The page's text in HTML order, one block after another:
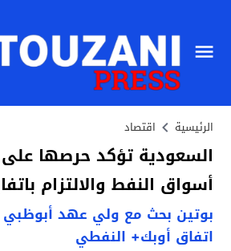
الرئيسية اقتصاد
السعودية تؤكد حرصها
أسواق النفط والالتزام
بوتين بحث مع ولي عهد أبوظبي
اتفاق أوبك+ النفطي